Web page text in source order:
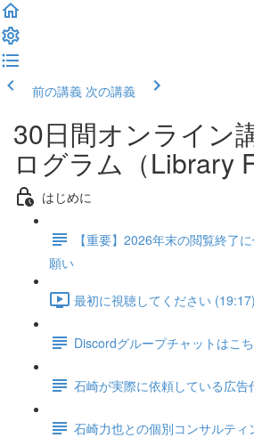
前の講義 次の講義
30日間オンライン
ログラム（Library
はじめに
【重要】2026年末の閲覧終了
願い
最初に視聴してください (19:17)
Discordグループチャットはこ
石崎が実際に依頼している広告
石崎力也との個別コンサルティ